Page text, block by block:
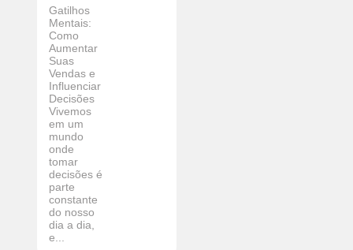
Gatilhos
Mentais:
Como
Aumentar
Suas
Vendas e
Influenciar
Decisões
Vivemos
em um
mundo
onde
tomar
decisões é
parte
constante
do nosso
dia a dia,
e...